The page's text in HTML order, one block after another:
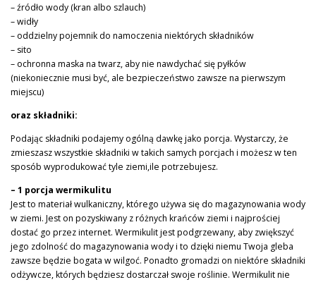
– źródło wody (kran albo szlauch)
– widły
– oddzielny pojemnik do namoczenia niektórych składników
– sito
– ochronna maska na twarz, aby nie nawdychać się pyłków
(niekoniecznie musi być, ale bezpieczeństwo zawsze na pierwszym
miejscu)
oraz składniki:
Podając składniki podajemy ogólną dawkę jako porcja. Wystarczy, że
zmieszasz wszystkie składniki w takich samych porcjach i możesz w ten
sposób wyprodukować tyle ziemi,ile potrzebujesz.
– 1 porcja wermikulitu
Jest to materiał wulkaniczny, którego używa się do magazynowania wody
w ziemi. Jest on pozyskiwany z różnych krańców ziemi i najprościej
dostać go przez internet. Wermikulit jest podgrzewany, aby zwiększyć
jego zdolność do magazynowania wody i to dzięki niemu Twoja gleba
zawsze będzie bogata w wilgoć. Ponadto gromadzi on niektóre składniki
odżywcze, których będziesz dostarczał swoje roślinie. Wermikulit nie